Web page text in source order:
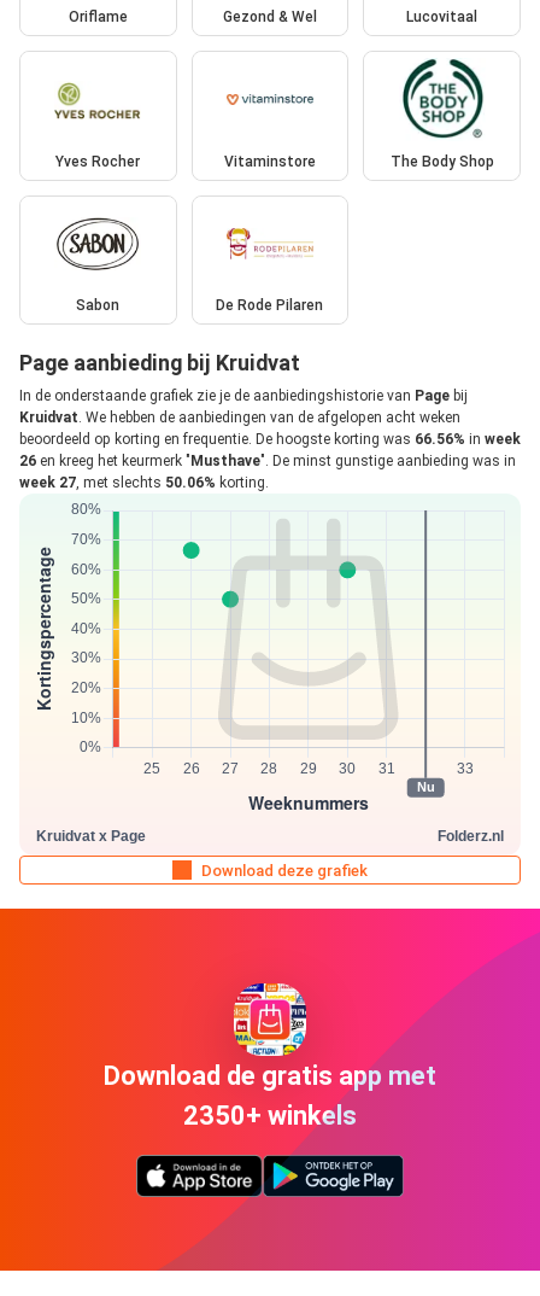
Oriflame Gezond & Wel Lucovitaal
Yves Rocher Vitaminstore The Body Shop
Sabon De Rode Pilaren
Page aanbieding bij Kruidvat
In de onderstaande grafiek zie je de aanbiedingshistorie van Page bij
Kruidvat. We hebben de aanbiedingen van de afgelopen acht weken
beoordeeld op korting en frequentie. De hoogste korting was 66.56% in week
26 en kreeg het keurmerk " Musthave". De minst gunstige aanbieding was in
week 27, met slechts 50.06% korting.
Download deze grafiek
Download de gratis app met
2350+ winkels